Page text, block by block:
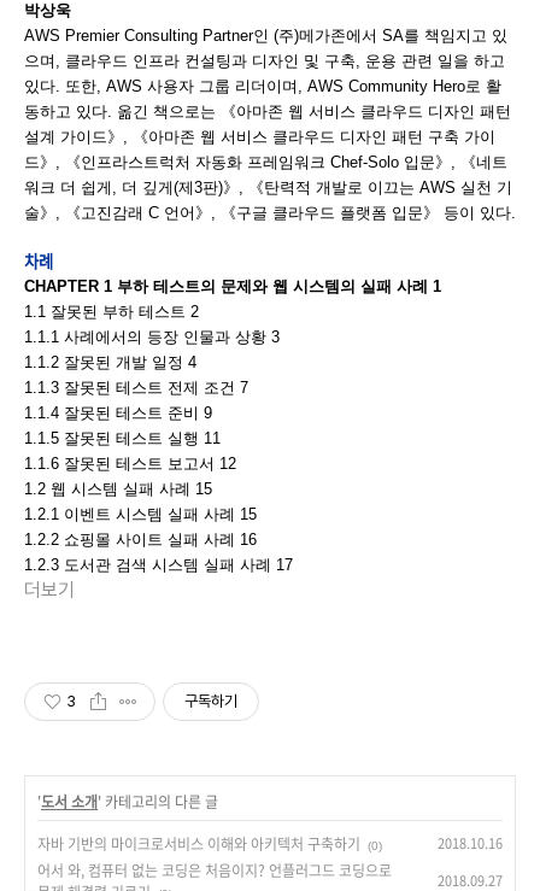
박상욱
AWS Premier Consulting Partner인 (주)메가존에서 SA를 책임지고 있
으며, 클라우드 인프라 컨설팅과 디자인 및 구축, 운용 관련 일을 하고
있다. 또한, AWS 사용자 그룹 리더이며, AWS Community Hero로 활
동하고 있다. 옮긴 책으로는 《아마존 웹 서비스 클라우드 디자인 패턴
설계 가이드》, 《아마존 웹 서비스 클라우드 디자인 패턴 구축 가이
드》, 《인프라스트럭처 자동화 프레임워크 Chef-Solo 입문》, 《네트
워크 더 쉽게, 더 깊게(제3판)》, 《탄력적 개발로 이끄는 AWS 실천 기
술》, 《고진감래 C 언어》, 《구글 클라우드 플랫폼 입문》 등이 있다.
차례
CHAPTER 1 부하 테스트의 문제와 웹 시스템의 실패 사례 1
1.1 잘못된 부하 테스트 2
1.1.1 사례에서의 등장 인물과 상황 3
1.1.2 잘못된 개발 일정 4
1.1.3 잘못된 테스트 전제 조건 7
1.1.4 잘못된 테스트 준비 9
1.1.5 잘못된 테스트 실행 11
1.1.6 잘못된 테스트 보고서 12
1.2 웹 시스템 실패 사례 15
1.2.1 이벤트 시스템 실패 사례 15
1.2.2 쇼핑몰 사이트 실패 사례 16
1.2.3 도서관 검색 시스템 실패 사례 17
더보기
3 구독하기
'도서 소개' 카테고리의 다른 글
자바 기반의 마이크로서비스 이해와 아키텍처 구축하기
(0) 2018.10.16
어서 와, 컴퓨터 없는 코딩은 처음이지? 언플러그드 코딩으로
2018.09.27